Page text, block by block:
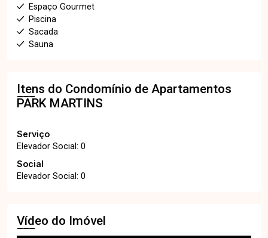
Espaço Gourmet
Piscina
Sacada
Sauna
Itens do Condomínio de Apartamentos
PARK MARTINS
Serviço
Elevador Social: 0
Social
Elevador Social: 0
Vídeo do Imóvel